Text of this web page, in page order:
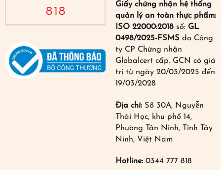
818
Giấy chứng nhận hệ thống
quản lý an toàn thực phẩm:
ISO 22000:2018 số: GL
0498/2025-FSMS do Công
ty CP Chứng nhận
Globalcert cấp. GCN có giá
trị từ ngày 20/03/2025 đến
19/03/2028
Địa chỉ: Số 30A, Nguyễn
Thái Học, khu phố 14,
Phường Tân Ninh, Tỉnh Tây
Ninh, Việt Nam
Hotline: 0344 777 818